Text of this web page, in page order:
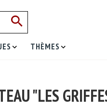
THÈMES
"LES